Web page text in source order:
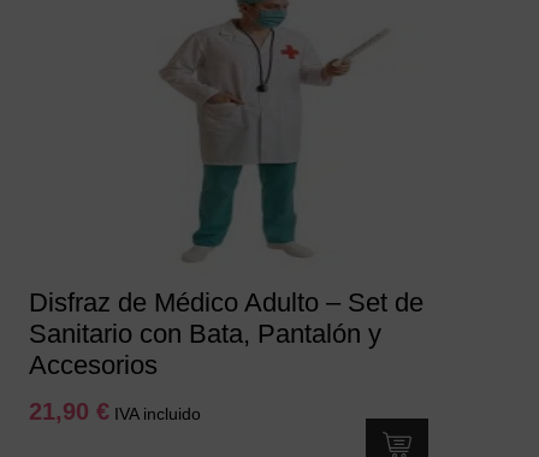
Las
opciones
se
en
de
Disfraz de Médico Adulto – Set de
Sanitario con Bata, Pantalón y
Accesorios
21,90 € IVA incluido